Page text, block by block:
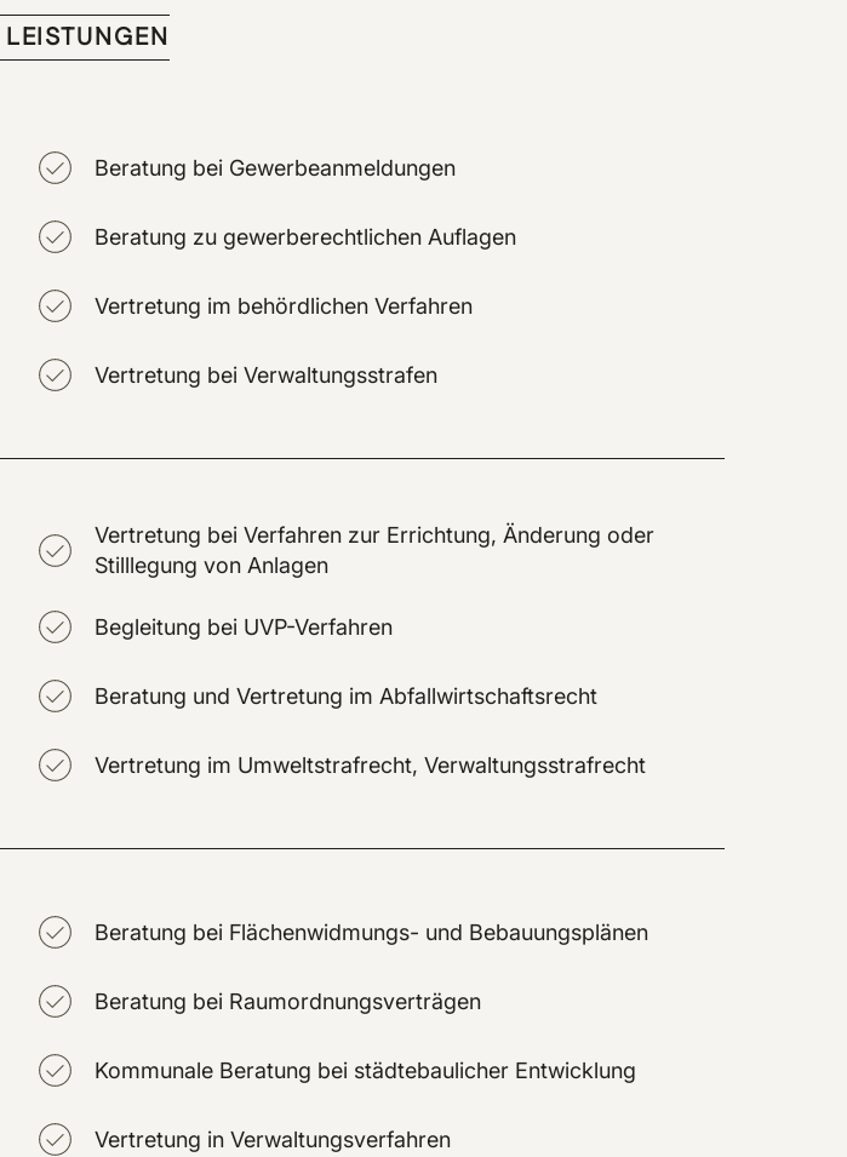
Beratung bei Gewerbeanmeldungen
Beratung zu gewerberechtlichen Auflagen
Vertretung im behördlichen Verfahren
Vertretung bei Verwaltungsstrafen
Vertretung bei Verfahren zur Errichtung, Änderung oder
Stilllegung von Anlagen
Begleitung bei UVP-Verfahren
Beratung und Vertretung im Abfallwirtschaftsrecht
Vertretung im Umweltstrafrecht, Verwaltungsstrafrecht
Beratung bei Flächenwidmungs- und Bebauungsplänen
Beratung bei Raumordnungsverträgen
Kommunale Beratung bei städtebaulicher Entwicklung
Vertretung in Verwaltungsverfahren